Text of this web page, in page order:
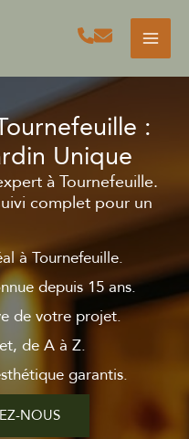
:
Unique
à Tournefeuille.
complet pour un
à Tournefeuille.
depuis 15 ans.
de votre projet.
de A à Z.
garantis.
NOUS